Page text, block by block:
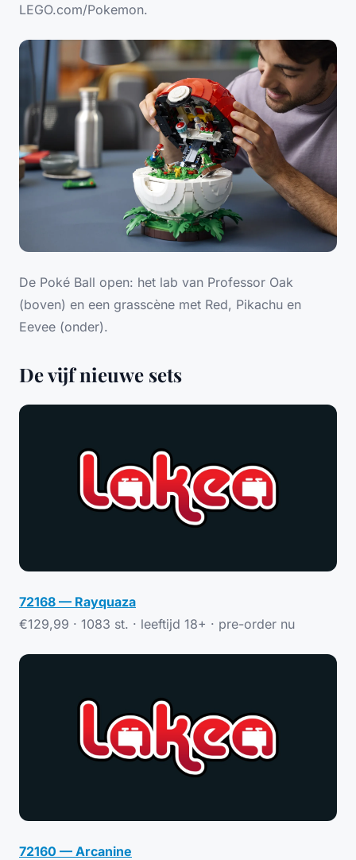
LEGO.com/Pokemon.
De Poké Ball open: het lab van Professor Oak
(boven) en een grasscène met Red, Pikachu en
Eevee (onder).
De vijf nieuwe sets
72168 — Rayquaza
€129,99 · 1083 st. · leeftijd 18+ · pre-order nu
72160 — Arcanine